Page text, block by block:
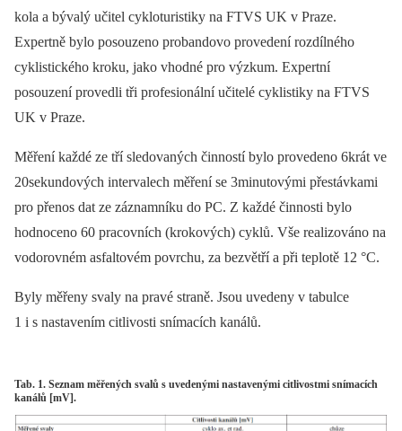
kola a bývalý učitel cykloturistiky na FTVS UK v Praze.
Expertně bylo posouzeno probandovo provedení rozdílného
cyklistického kroku, jako vhodné pro výzkum. Expertní
posouzení provedli tři profesionální učitelé cyklistiky na FTVS
UK v Praze.
Měření každé ze tří sledovaných činností bylo provedeno 6krát ve
20sekundových intervalech měření se 3minutovými přestávkami
pro přenos dat ze záznamníku do PC. Z každé činnosti bylo
hodnoceno 60 pracovních (krokových) cyklů. Vše realizováno na
vodorovném asfaltovém povrchu, za bezvětří a při teplotě 12 °C.
Byly měřeny svaly na pravé straně. Jsou uvedeny v tabulce
1 i s nastavením citlivosti snímacích kanálů.
Tab. 1. Seznam měřených svalů s uvedenými nastavenými citlivostmi snímacích
kanálů [mV].